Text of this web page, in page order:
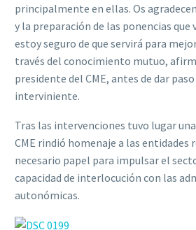
principalmente en ellas. Os
y la preparación de las ponencias que
estoy seguro de que servirá para
través del conocimiento mutuo,
presidente del CME, antes de dar
interviniente.
Tras las intervenciones tuvo lugar
CME rindió homenaje a las entidades
necesario papel para impulsar el
capacidad de interlocución con las
autonómicas.